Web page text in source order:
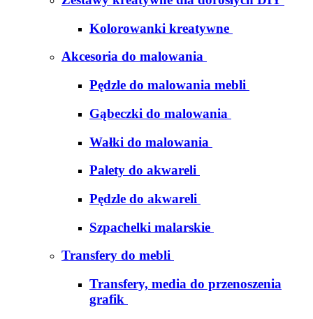
Kolorowanki kreatywne
Akcesoria do malowania
Pędzle do malowania mebli
Gąbeczki do malowania
Wałki do malowania
Palety do akwareli
Pędzle do akwareli
Szpachelki malarskie
Transfery do mebli
Transfery, media do przenoszenia
grafik